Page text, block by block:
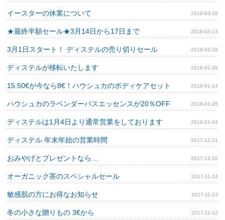
イースターの休業について 2018-03-28
★最終半額セール★3月14日から17日まで 2018-03-13
3月1日スタート！ ディステルの売り切りセール 2018-02-28
ディステルが移転いたします 2018-02-26
15.50€が今なら8€！ハウシュカのボディケアセット 2018-01-14
ハウシュカのラベンダーバスエッセンスが20％OFF 2018-01-05
ディステルは1月4日より通常営業をしております 2018-01-04
ディステル 年末年始の営業時間 2017-12-21
おみやげとプレゼントなら… 2017-12-10
オーガニック茶のスペシャルセール 2017-11-24
敏感肌の方にお得なお知らせ 2017-11-13
冬の小さな贈りもの 3€から 2017-11-12